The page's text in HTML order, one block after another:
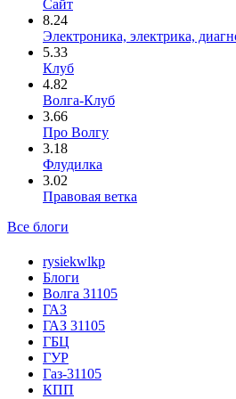
Сайт
8.24
Электроника, электрика,
5.33
Клуб
4.82
Волга-Клуб
3.66
Про Волгу
3.18
Флудилка
3.02
Правовая ветка
Все блоги
rysiekwlkp
Блоги
Волга 31105
ГАЗ
ГАЗ 31105
ГБЦ
ГУР
Газ-31105
КПП